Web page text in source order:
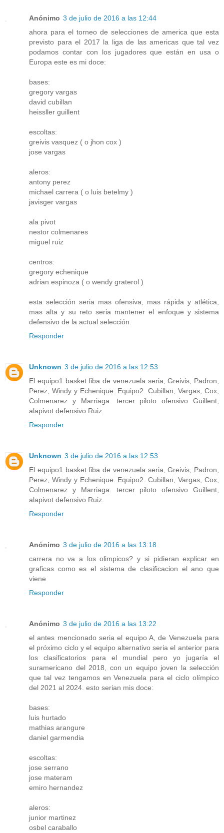
Anónimo 3 de julio de 2016 a las 12:44
ahora para el torneo de selecciones de america que esta
previsto para el 2017 la liga de las americas que tal vez
podamos contar con los jugadores que están en usa o
Europa este es mi doce:
bases:
gregory vargas
david cubillan
heissller guillent
escoltas:
greivis vasquez ( o jhon cox )
jose vargas
aleros:
antony perez
michael carrera ( o luis betelmy )
javisger vargas
ala pivot
nestor colmenares
miguel ruiz
centros:
gregory echenique
adrian espinoza ( o wendy graterol )
esta selección seria mas ofensiva, mas rápida y atlética,
mas alta y su reto seria mantener el enfoque y sistema
defensivo de la actual selección.
Responder
Unknown 3 de julio de 2016 a las 12:53
El equipo1 basket fiba de venezuela seria, Greivis, Padron,
Perez, Windy y Echenique. Equipo2. Cubillan, Vargas, Cox,
Colmenarez y Marriaga. tercer piloto ofensivo Guillent,
alapivot defensivo Ruiz.
Responder
Unknown 3 de julio de 2016 a las 12:53
El equipo1 basket fiba de venezuela seria, Greivis, Padron,
Perez, Windy y Echenique. Equipo2. Cubillan, Vargas, Cox,
Colmenarez y Marriaga. tercer piloto ofensivo Guillent,
alapivot defensivo Ruiz.
Responder
Anónimo 3 de julio de 2016 a las 13:18
carrera no va a los olimpicos? y si pidieran explicar en
graficas como es el sistema de clasificacion el ano que
viene
Responder
Anónimo 3 de julio de 2016 a las 13:22
el antes mencionado seria el equipo A, de Venezuela para
el próximo ciclo y el equipo alternativo seria el anterior para
los clasificatorios para el mundial pero yo jugaría el
suramericano del 2018, con un equipo joven la selección
que tal vez tengamos en Venezuela para el ciclo olímpico
del 2021 al 2024. esto serian mis doce:
bases:
luis hurtado
mathias arangure
daniel garmendia
escoltas:
jose serrano
jose materam
emiro hernandez
aleros:
junior martinez
osbel caraballo